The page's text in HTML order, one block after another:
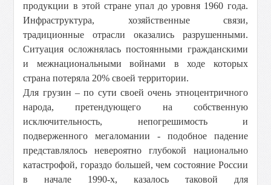
продукции в этой стране упал до уровня 1960 года.
Инфраструктура, хозяйственные связи,
традиционные отрасли оказались разрушенными.
Ситуация осложнялась постоянными гражданскими
и межнациональными войнами в ходе которых
страна потеряла 20% своей территории.
Для грузин – по сути своей очень этноцентричного
народа, претендующего на собственную
исключительность, непогрешимость и
подверженного мегаломании - подобное падение
представлялось невероятно глубокой национально
катастрофой, гораздо большей, чем состояние России
в начале 1990-х, казалось таковой для